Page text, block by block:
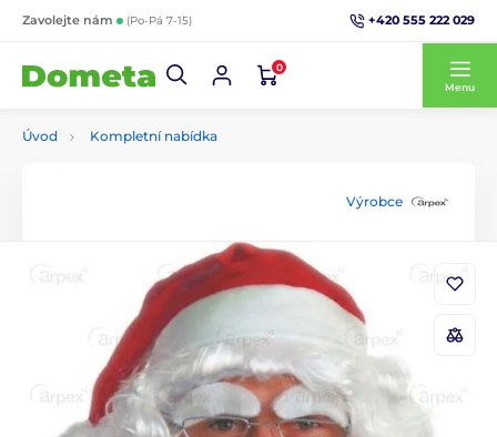
Zavolejte nám (Po-Pá 7-15) +420 555 222 029
0
Menu
Úvod Kompletní nabídka
Výrobce